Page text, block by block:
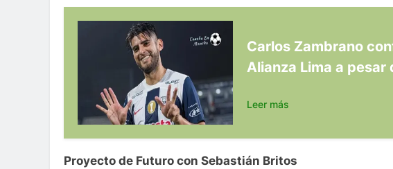
Carlos Zambrano
Alianza Lima a
Leer más
Proyecto de Futuro con Sebastián Britos